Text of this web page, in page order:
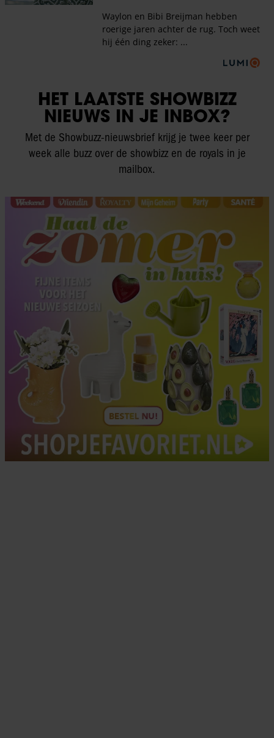
HET LAATSTE SHOWBIZZ
NIEUWS IN JE INBOX?
Met de Showbuzz-nieuwsbrief krijg je twee keer per
week alle buzz over de showbizz en de royals in je
mailbox.